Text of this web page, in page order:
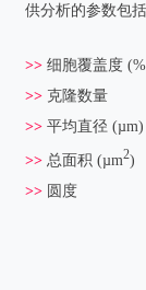
供分析
>> 细胞覆盖度
>> 克隆数量
>> 平均直径 (µm)
>> 总面积 (µm2)
>> 圆度